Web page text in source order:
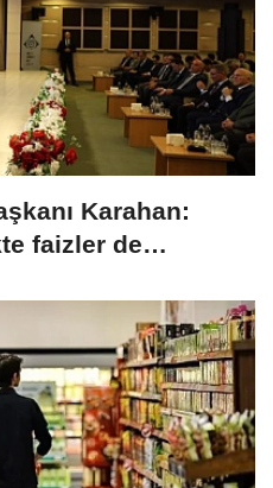
Karahan:
faizler de